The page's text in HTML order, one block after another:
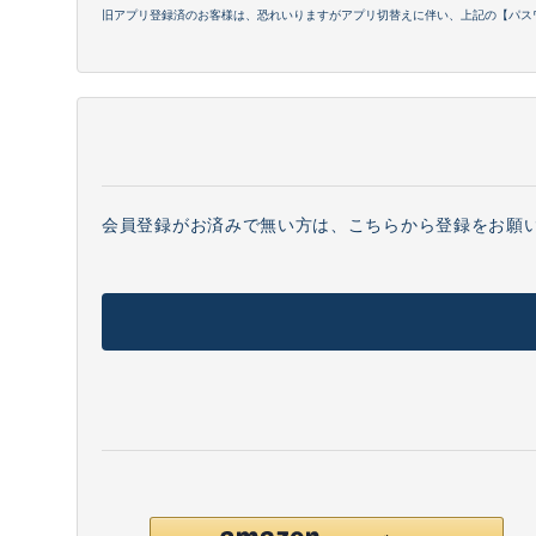
旧アプリ登録済のお客様は、恐れいりますがアプリ切替えに伴い、上記の【パ
会員登録がお済みで無い方は、こちらから登録をお願